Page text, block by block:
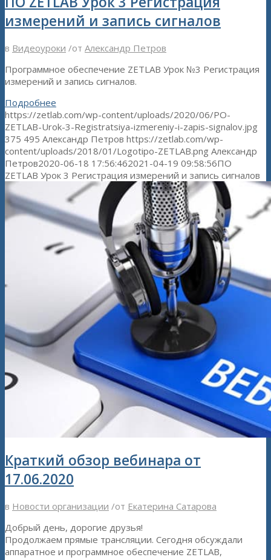
измерений и запись сигналов
в Видеоуроки /от Александр Петров
Программное обеспечение ZETLAB Урок №3 Регистрация
измерений и запись сигналов.
Подробнее
https://zetlab.com/wp-content/uploads/2020/06/PO-
ZETLAB-Urok-3-Registratsiya-izmereniy-i-zapis-signalov.jpg
375 495 Александр Петров https://zetlab.com/wp-
content/uploads/2018/01/Logotipo-ZETLAB.png Александр
Петров2020-06-18 17:56:462021-04-19 09:58:56ПО
ZETLAB Урок 3 Регистрация измерений и запись сигналов
Краткий обзор вебинара от
17.06.2020
в Новости организации /от Екатерина Сатарова
Добрый день, дорогие друзья!
Продолжаем прямые трансляции. Сегодня обсуждали
аппаратное и программное обеспечение ZETLAB,